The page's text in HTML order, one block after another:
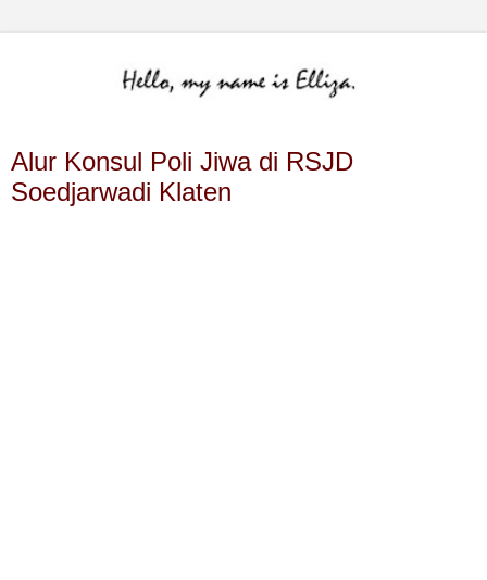
Alur Konsul Poli Jiwa di RSJD
Soedjarwadi Klaten